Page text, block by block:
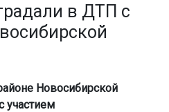
в ДТП с
Новосибирской
участием